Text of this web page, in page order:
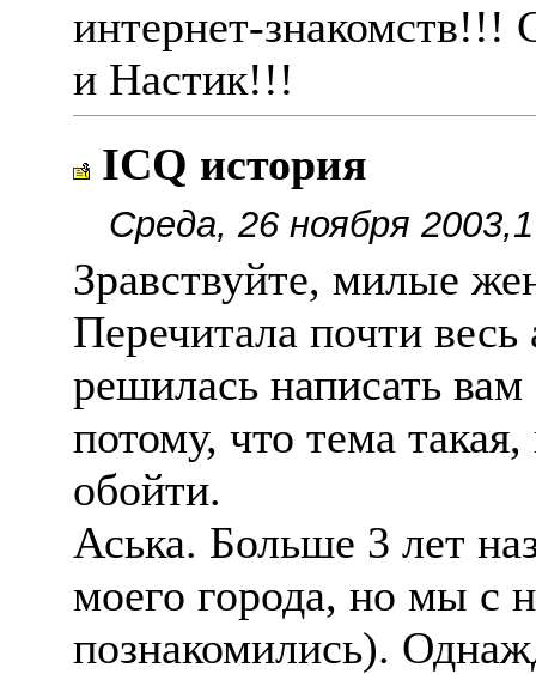
интернет-
и Настик!!!
ICQ история
Среда, 26 ноября
Зравствуйте, милые
Перечитала почти
решилась написать
потому, что тема
обойти.
Аська. Больше 3 лет
моего города, но мы с
познакомились).